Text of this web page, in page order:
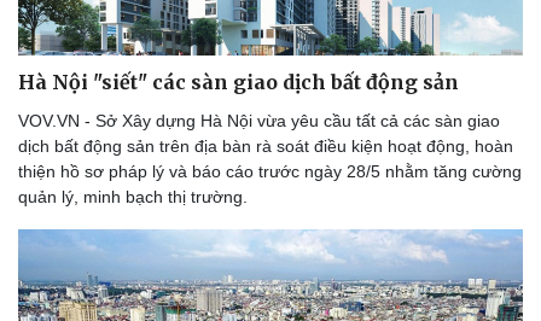
Vì cộng đồng
Chuyển đổi số
Hà Nội "siết" các sàn giao dịch bất động sản
VOV.VN - Sở Xây dựng Hà Nội vừa yêu cầu tất cả các sàn giao
dịch bất động sản trên địa bàn rà soát điều kiện hoạt động, hoàn
thiện hồ sơ pháp lý và báo cáo trước ngày 28/5 nhằm tăng cường
quản lý, minh bạch thị trường.